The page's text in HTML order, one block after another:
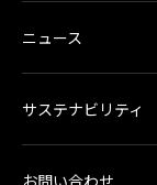
ニュース
サステナビリティ
お問い合わせ